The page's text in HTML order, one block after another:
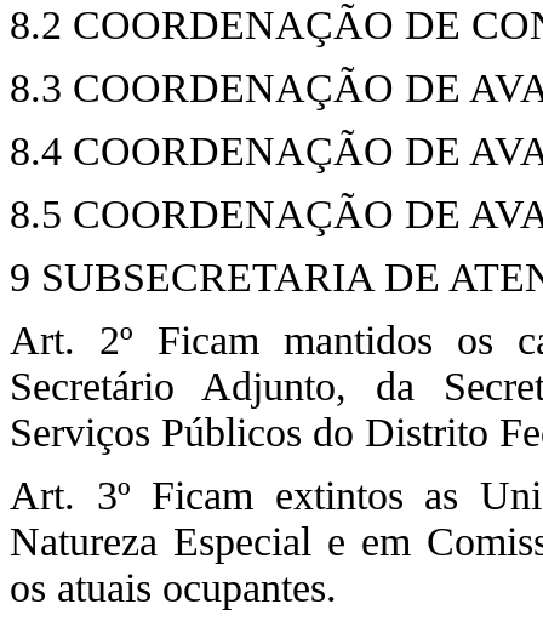
8.2 COORDENAÇÃO DE
8.3 COORDENAÇÃO DE
8.4 COORDENAÇÃO DE
8.5 COORDENAÇÃO DE
9 SUBSECRETARIA DE
Art. 2º Ficam mantidos os
Secretário Adjunto, da
Serviços Públicos do Distrito
Art. 3º Ficam extintos as
Natureza Especial e em
os atuais ocupantes.